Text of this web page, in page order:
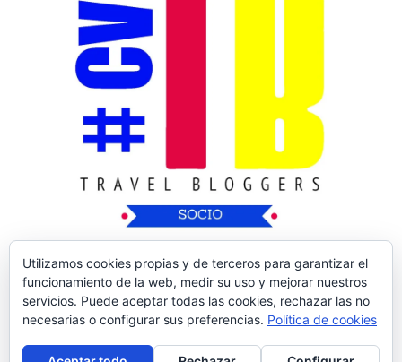
Copyright © 2026Nos Vamos de Rutica| Tema
Utilizamos cookies propias y de terceros para garantizar el
funcionamiento de la web, medir su uso y mejorar nuestros
servicios. Puede aceptar todas las cookies, rechazar las no
necesarias o configurar sus preferencias. Política de cookies